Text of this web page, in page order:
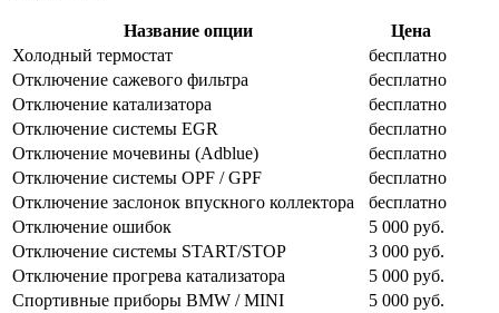
Название опции
Цена
Холодный термостат
бесплатно
Отключение сажевого фильтра
бесплатно
Отключение катализатора
бесплатно
Отключение системы EGR
бесплатно
Отключение мочевины (Adblue)
бесплатно
Отключение системы OPF / GPF
бесплатно
Отключение заслонок впускного коллектора
бесплатно
Отключение ошибок
5 000 руб.
Отключение системы START/STOP
3 000 руб.
Отключение прогрева катализатора
5 000 руб.
Спортивные приборы BMW / MINI
5 000 руб.